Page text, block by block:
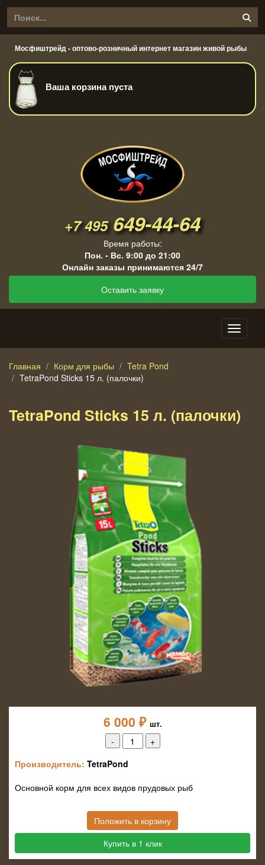
Мосфиштрейд - оптово-розничный интернет магазин живой рыбы
Ваша корзина пуста
+7 495649-44-64
Время работы:
Пон. - Вс. 9:00 до 21:00
Онлайн заказы принимаются 24/7
Оставить заявку
Главная Корм для рыбы
Tetra Pond
TetraPond Sticks 15 л. (палочки)
TetraPond Sticks 15 л. (палочки)
6 000 ₽ шт.
Производитель: TetraPond
Основной корм для всех видов прудовых рыб
Положить в корзину
Купить в 1 клик